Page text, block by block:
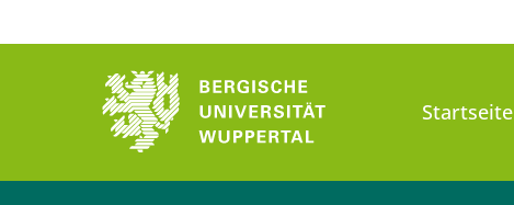
Startseite